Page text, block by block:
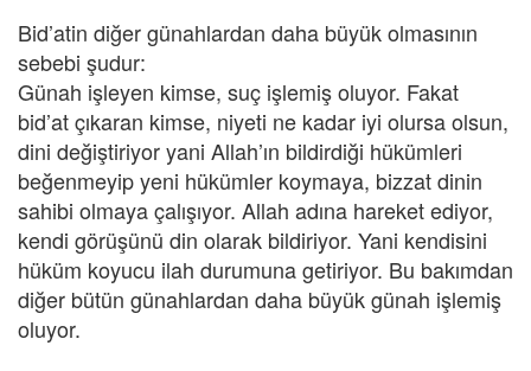
Bid’atin diğer günahlardan daha büyük olmasının
sebebi şudur:
Günah işleyen kimse, suç işlemiş oluyor. Fakat
bid’at çıkaran kimse, niyeti ne kadar iyi olursa olsun,
dini değiştiriyor yani Allah’ın bildirdiği hükümleri
beğenmeyip yeni hükümler koymaya, bizzat dinin
sahibi olmaya çalışıyor. Allah adına hareket ediyor,
kendi görüşünü din olarak bildiriyor. Yani kendisini
hüküm koyucu ilah durumuna getiriyor. Bu bakımdan
diğer bütün günahlardan daha büyük günah işlemiş
oluyor.